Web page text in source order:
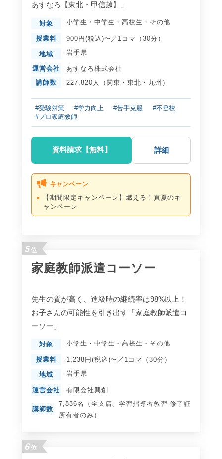
あすなろ【東北・甲信越】」
対象 小学生 ・ 中学生 ・ 高校生 ・ その他
授業料 900円(税込)〜／1コマ（30分）
地域 岩手県
運営会社
あすなろ株式会社
講師数
227,820人（関東・東北・九州）
#受験対策 #学力向上 #苦手克服
#不登校
#プロ家庭教師
資料請求【無料】 詳細
キャンペーン
【期間限定キャンペーン】燃える！真夏のキ
ャンペーン
5位
家庭教師派遣コーソー
先生の質が高く、進級時の継続率は98%以上！
お子さんの可能性を引き出す「家庭教師派遣コ
ーソー」
対象 小学生 ・ 中学生 ・ 高校生 ・ その他
授業料 1,238円(税込)〜／1コマ（30分）
地域 岩手県
運営会社 有限会社興創
講師数
7,836名（全支店、学習指導者教習 修了証
所有者のみ）
6位